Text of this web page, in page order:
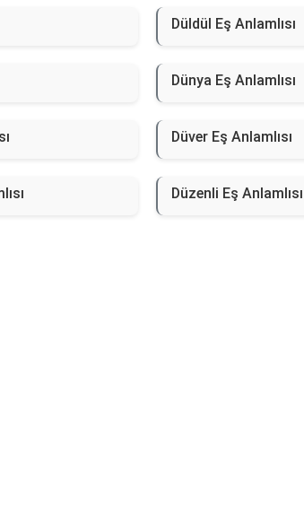
Düldül Eş Anlamlısı
Dünya Eş Anlamlısı
Düver Eş Anlamlısı
Düzenli Eş Anlamlısı